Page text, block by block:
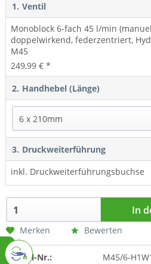
1. Ventil
Monoblock 6-fach 45 l/min
doppelwirkend, federzentriert,
M45
249,99 € *
2. Handhebel (Länge)
3. Druckweiterführung
inkl. Druckweiterführungsbuchse
In
Merken Bewerten
Artikel-Nr.:
M45/6-